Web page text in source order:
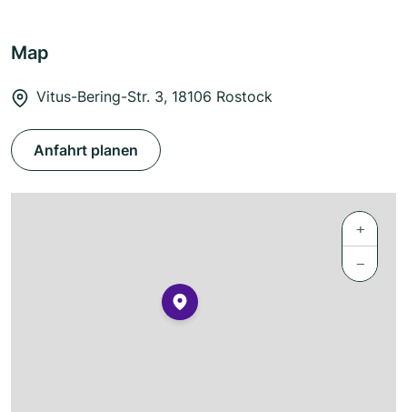
Map
Vitus-Bering-Str. 3, 18106 Rostock
Anfahrt planen
+
−